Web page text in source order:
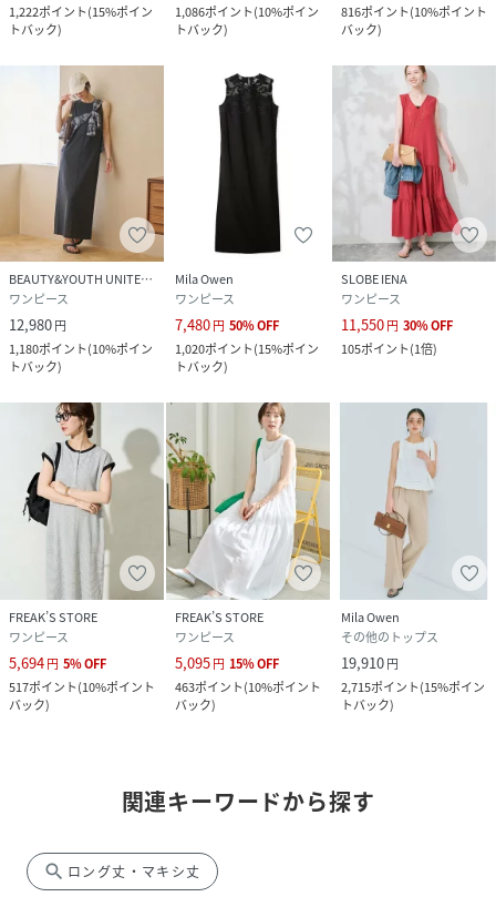
1,222ポイント(15%ポイン
トバック)
1,086ポイント(10%ポイン
トバック)
816ポイント(10%ポイント
バック)
BEAUTY&YOUTH UNITED ARROWS
ワンピース
12,980円
1,180ポイント(10%ポイン
トバック)
Mila Owen
ワンピース
7,480円 50%OFF
1,020ポイント(15%ポイン
トバック)
SLOBE IENA
ワンピース
11,550円 30%OFF
105ポイント(1倍)
FREAK’S STORE
ワンピース
5,694円 5%OFF
517ポイント(10%ポイント
バック)
FREAK’S STORE
ワンピース
5,095円 15%OFF
463ポイント(10%ポイント
バック)
Mila Owen
その他のトップス
19,910円
2,715ポイント(15%ポイン
トバック)
関連キーワードから探す
search ロング丈・マキシ丈